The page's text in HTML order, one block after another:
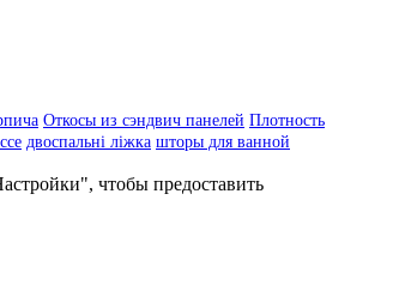
Откосы из сэндвич панелей Плотность
двоспальні ліжка шторы для ванной
чтобы предоставить